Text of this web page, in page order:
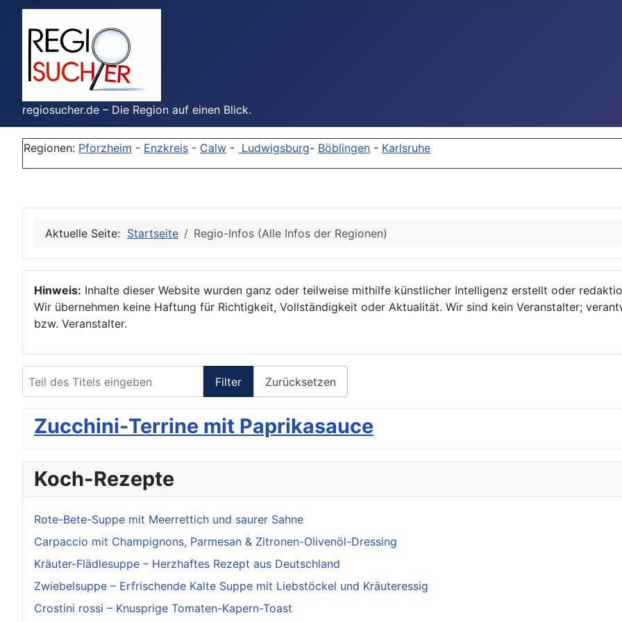
regiosucher.de – Die Region auf einen Blick.
Regionen: Pforzheim - Enzkreis - Calw - Ludwigsburg- Böblingen - Karlsruhe
Aktuelle Seite: Startseite Regio-Infos (Alle Infos der Regionen)
Hinweis: Inhalte dieser Website wurden ganz oder teilweise mithilfe künstlicher Intelligenz erstellt oder
Wir übernehmen keine Haftung für Richtigkeit, Vollständigkeit oder Aktualität. Wir sind kein Veranstalter;
bzw. Veranstalter.
Filter Zurücksetzen
Zucchini-Terrine mit Paprikasauce
Koch-Rezepte
Rote-Bete-Suppe mit Meerrettich und saurer Sahne
Carpaccio mit Champignons, Parmesan & Zitronen-Olivenöl-Dressing
Kräuter-Flädlesuppe – Herzhaftes Rezept aus Deutschland
Zwiebelsuppe – Erfrischende Kalte Suppe mit Liebstöckel und Kräuteressig
Crostini rossi – Knusprige Tomaten-Kapern-Toast